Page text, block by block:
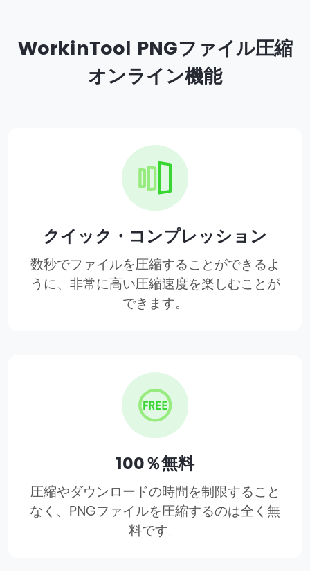
WorkinTool PNGファイル圧縮
オンライン機能
クイック・コンプレッション
数秒でファイルを圧縮することができるよ
うに、非常に高い圧縮速度を楽しむことが
できます。
100％無料
圧縮やダウンロードの時間を制限すること
なく、PNGファイルを圧縮するのは全く無
料です。